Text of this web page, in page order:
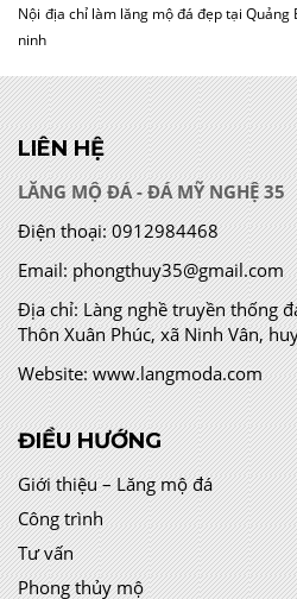
Nội địa chỉ làm lăng mộ đá đẹp tại Quảng
ninh
LIÊN HỆ
LĂNG MỘ ĐÁ - ĐÁ MỸ NGHỆ 35
Điện thoại: 0912984468
Email: phongthuy35@gmail.com
Địa chỉ:Làng nghề truyền thống
Thôn Xuân Phúc, xã Ninh Vân,
Website: www.langmoda.com
ĐIỀU HƯỚNG
Giới thiệu – Lăng mộ đá
Công trình
Tư vấn
Phong thủy mộ